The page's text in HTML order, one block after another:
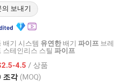
의 보내기
배기 시스템 유연한배기 파이프 브레
스테인리스 스틸 파이프
4.5 / 상품
조각 (MOQ)
Tube Co., Ltd.
이후 2007